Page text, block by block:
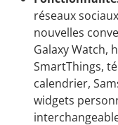
réseaux
nouvelles
Galaxy Watch,
SmartThings,
calendrier,
widgets